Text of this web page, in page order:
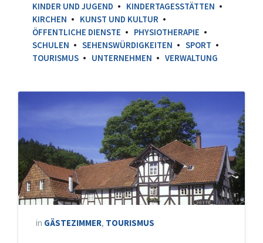
KINDER UND JUGEND
KINDERTAGESSTÄTTEN
KIRCHEN
KUNST UND KULTUR
ÖFFENTLICHE DIENSTE
PHYSIOTHERAPIE
SCHULEN
SEHENSWÜRDIGKEITEN
SPORT
TOURISMUS
UNTERNEHMEN VERWALTUNG
in GÄSTEZIMMER, TOURISMUS